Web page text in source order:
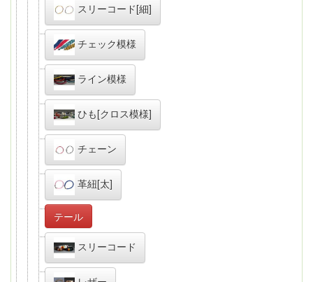
スリーコード[細]
チェック模様
ライン模様
ひも[クロス模様]
チェーン
革紐[太]
テール
スリーコード